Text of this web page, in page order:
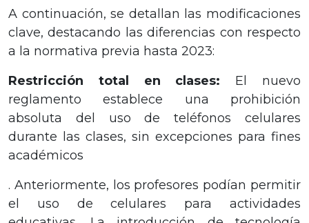
A continuación, se detallan las modificaciones
clave, destacando las diferencias con respecto
a la normativa previa hasta 2023:
Restricción total en clases: El nuevo
reglamento establece una prohibición
absoluta del uso de teléfonos celulares
durante las clases, sin excepciones para fines
académicos
. Anteriormente, los profesores podían permitir
el uso de celulares para actividades